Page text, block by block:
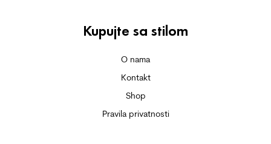
Kupujte sa stilom
O nama
Kontakt
Shop
Pravila privatnosti